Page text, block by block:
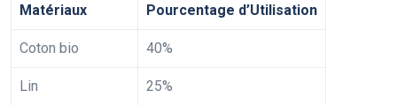
Matériaux Pourcentage d’Utilisation
Coton bio 40%
Lin 25%